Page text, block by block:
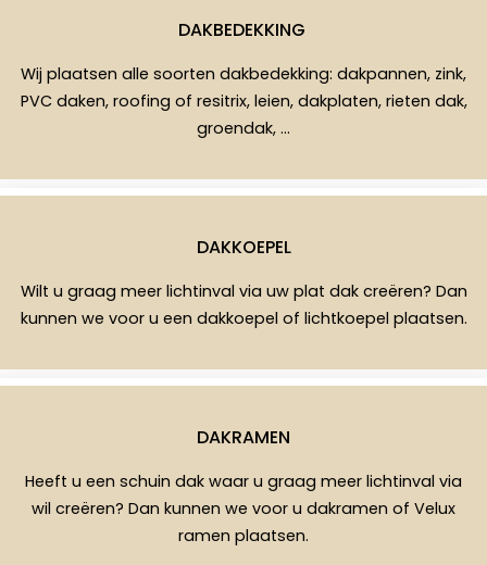
DAKBEDEKKING
Wij plaatsen alle soorten dakbedekking: dakpannen, zink,
PVC daken, roofing of resitrix, leien, dakplaten, rieten dak,
groendak, …
DAKKOEPEL
Wilt u graag meer lichtinval via uw plat dak creëren? Dan
kunnen we voor u een dakkoepel of lichtkoepel plaatsen.
DAKRAMEN
Heeft u een schuin dak waar u graag meer lichtinval via
wil creëren? Dan kunnen we voor u dakramen of Velux
ramen plaatsen.